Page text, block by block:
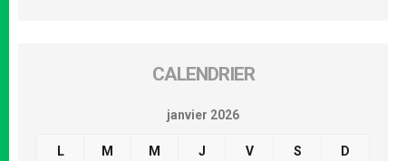
CALENDRIER
janvier 2026
L M M J V S D